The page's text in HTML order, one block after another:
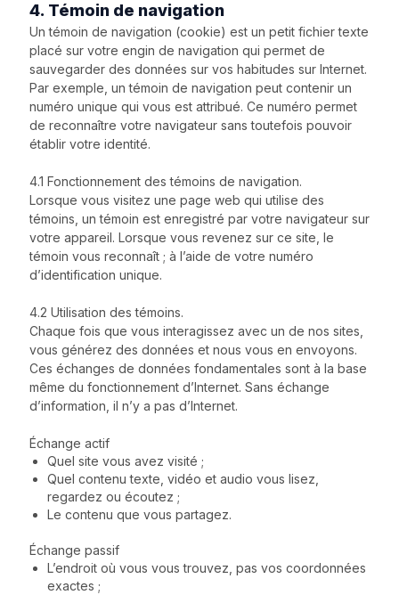
4. Témoin de navigation
Un témoin de navigation (cookie) est un petit fichier texte
placé sur votre engin de navigation qui permet de
sauvegarder des données sur vos habitudes sur Internet.
Par exemple, un témoin de navigation peut contenir un
numéro unique qui vous est attribué. Ce numéro permet
de reconnaître votre navigateur sans toutefois pouvoir
établir votre identité.
4.1 Fonctionnement des témoins de navigation.
Lorsque vous visitez une page web qui utilise des
témoins, un témoin est enregistré par votre navigateur sur
votre appareil. Lorsque vous revenez sur ce site, le
témoin vous reconnaît ; à l’aide de votre numéro
d’identification unique.
4.2 Utilisation des témoins.
Chaque fois que vous interagissez avec un de nos sites,
vous générez des données et nous vous en envoyons.
Ces échanges de données fondamentales sont à la base
même du fonctionnement d’Internet. Sans échange
d’information, il n’y a pas d’Internet.
Échange actif
Quel site vous avez visité ;
Quel contenu texte, vidéo et audio vous lisez,
regardez ou écoutez ;
Le contenu que vous partagez.
Échange passif
L’endroit où vous vous trouvez, pas vos coordonnées
exactes ;